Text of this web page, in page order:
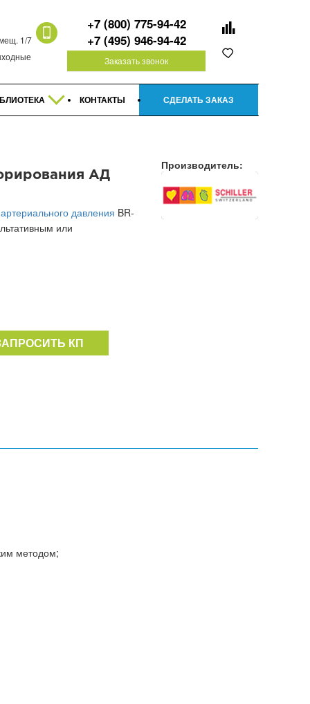
1/7
+7 (800) 775-94-42
+7 (495) 946-94-42
Заказать звонок
КОНТАКТЫ СДЕЛАТЬ ЗАКАЗ
АД
давления BR-
или
КП
Производитель:
методом;